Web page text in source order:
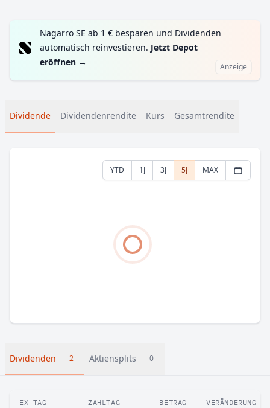
Nagarro SE ab 1 € besparen und Dividenden
automatisch reinvestieren. Jetzt Depot
eröffnen → Anzeige
Dividende Dividendenrendite Kurs Gesamtrendite
YTD 1J 3J 5J MAX
Dividenden 2 Aktiensplits 0
EX-TAG ZAHLTAG BETRAG VERÄNDERUNG